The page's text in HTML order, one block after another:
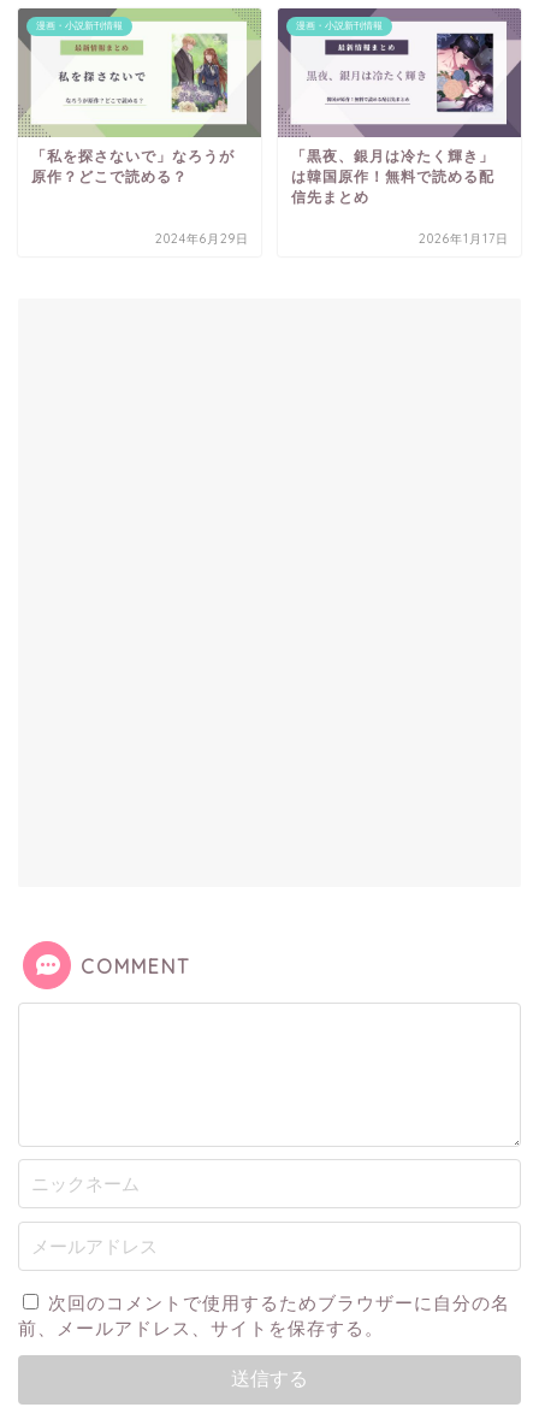
漫画・小説新刊情報
「私を探さないで」なろうが
原作？どこで読める？
2024年6月29日
漫画・小説新刊情報
「黒夜、銀月は冷たく輝き」
は韓国原作！無料で読める配
信先まとめ
2026年1月17日
COMMENT
次回のコメントで使用するためブラウザーに自分の名
前、メールアドレス、サイトを保存する。